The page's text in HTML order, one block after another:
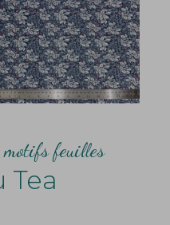
motifs feuilles
Tea